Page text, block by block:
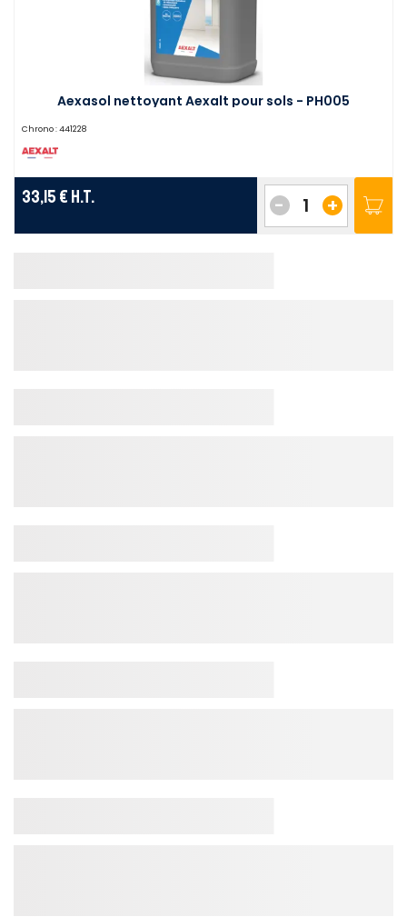
Aexasol nettoyant Aexalt pour sols - PH005
Chrono : 441228
33,15 € H.T. +
-